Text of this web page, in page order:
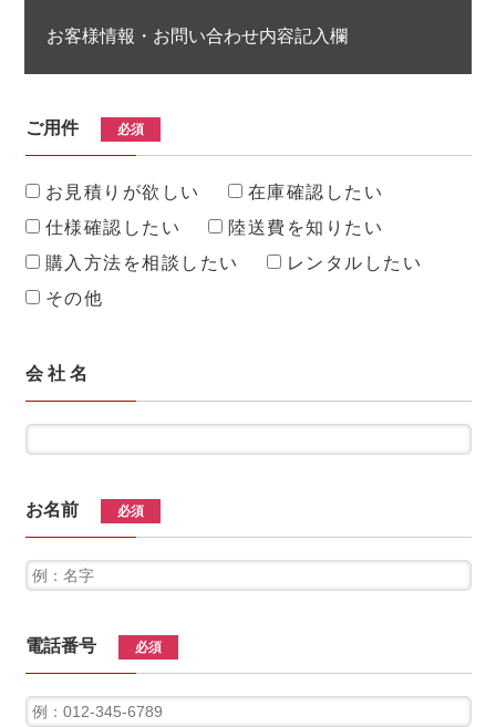
お客様情報・お問い合わせ内容記入欄
ご用件 必須
お見積りが欲しい
在庫確認したい
仕様確認したい
陸送費を知りたい
購入方法を相談したい
レンタルしたい
その他
会 社 名
お名前 必須
電話番号 必須